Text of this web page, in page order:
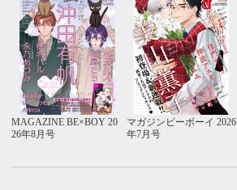
MAGAZINE BE×BOY 20
26年8月号
マガジンビーボーイ 2026
年7月号